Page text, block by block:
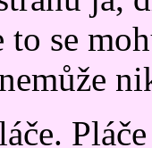
to se